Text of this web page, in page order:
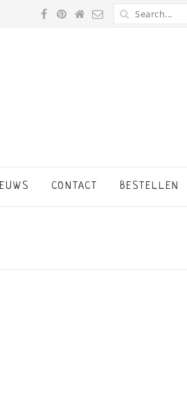
CONTACT BESTELLEN